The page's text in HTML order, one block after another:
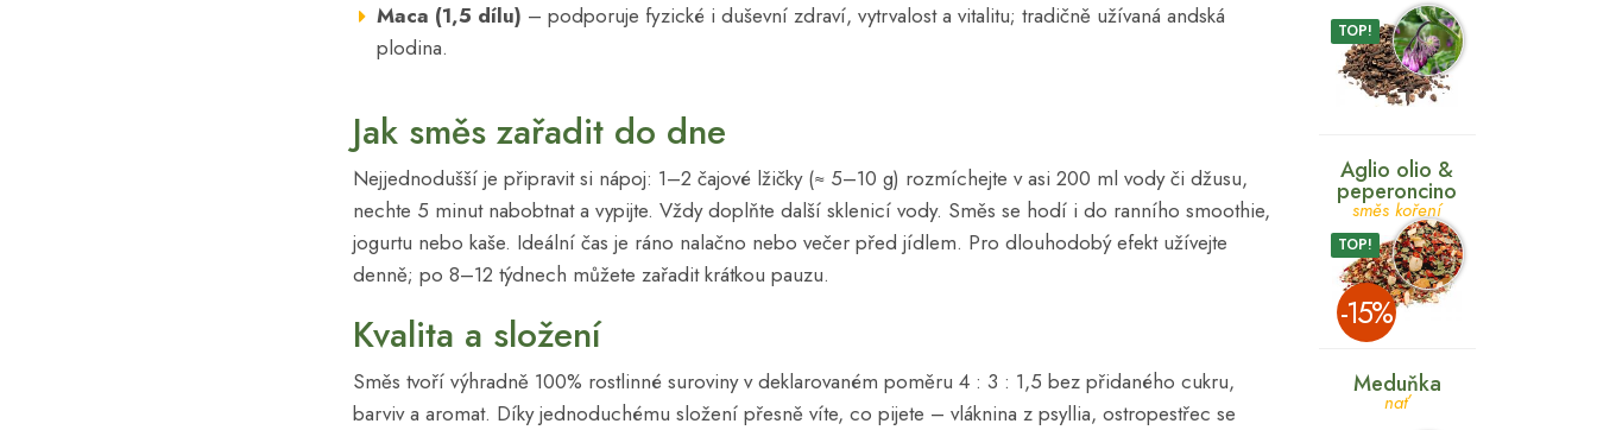
Maca (1,5 dílu) – podporuje fyzické i duševní zdraví, vytrvalost a vitalitu; tradičně užívaná andská
plodina.
Jak směs zařadit do dne
Nejjednodušší je připravit si nápoj: 1–2 čajové lžičky (≈ 5–10 g) rozmíchejte v asi 200 ml vody či džusu,
nechte 5 minut nabobtnat a vypijte. Vždy doplňte další sklenicí vody. Směs se hodí i do ranního smoothie,
jogurtu nebo kaše. Ideální čas je ráno nalačno nebo večer před jídlem. Pro dlouhodobý efekt užívejte
denně; po 8–12 týdnech můžete zařadit krátkou pauzu.
Kvalita a složení
Směs tvoří výhradně 100% rostlinné suroviny v deklarovaném poměru 4 : 3 : 1,5 bez přidaného cukru,
barviv a aromat. Díky jednoduchému složení přesně víte, co pijete – vláknina z psyllia, ostropestřec se
TOP!
Aglio olio &
peperoncino
směs koření
TOP!
­-15%
Meduňka
nať